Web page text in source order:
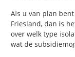
Als u van plan
Friesland, dan is
over welk type
wat de